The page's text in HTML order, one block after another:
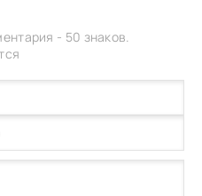
- 50 знаков.